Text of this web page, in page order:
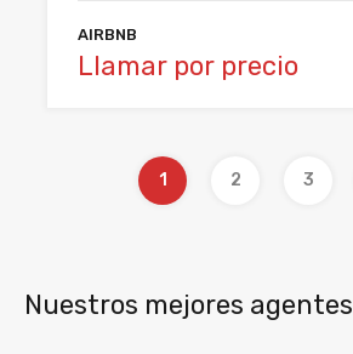
AIRBNB
Llamar por precio
1 2 3
Nuestros mejores agentes